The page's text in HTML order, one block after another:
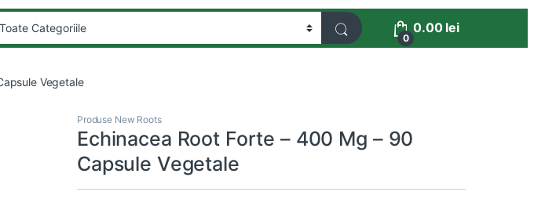
0
0.00 lei
Vegetale
Produse New Roots
Echinacea Root Forte – 400 Mg – 90
Capsule Vegetale